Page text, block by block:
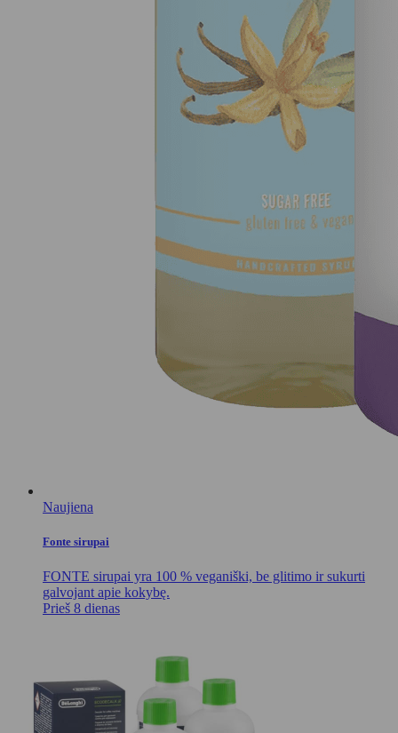
Naujiena
Fonte sirupai
FONTE sirupai yra 100 % veganiški, be glitimo ir sukurti
galvojant apie kokybę.
Prieš 8 dienas